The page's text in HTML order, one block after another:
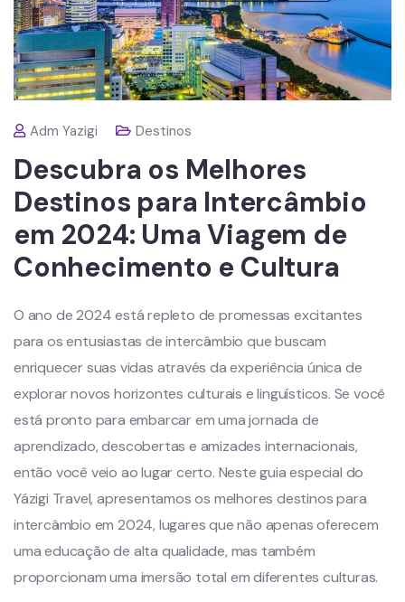
Adm Yazigi Destinos
Descubra os Melhores
Destinos para Intercâmbio
em 2024: Uma Viagem de
Conhecimento e Cultura
O ano de 2024 está repleto de promessas excitantes
para os entusiastas de intercâmbio que buscam
enriquecer suas vidas através da experiência única de
explorar novos horizontes culturais e linguísticos. Se você
está pronto para embarcar em uma jornada de
aprendizado, descobertas e amizades internacionais,
então você veio ao lugar certo. Neste guia especial do
Yázigi Travel, apresentamos os melhores destinos para
intercâmbio em 2024, lugares que não apenas oferecem
uma educação de alta qualidade, mas também
proporcionam uma imersão total em diferentes culturas.